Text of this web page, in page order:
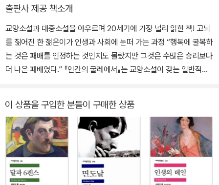
출판사 제공 책소개
교양소설과 대중소설을 아우르며 20세기에 가장 널리 읽힌 책! 고뇌
를 짊어진 한 젊은이가 인생과 사회에 눈떠 가는 과정 “행복에 굴복하
는 것은 패배를 인정하는 것인지도 몰랐지만 그것은 수많은 승리보다
더 나은 패배였다.” 『인간의 굴레에서』는 교양소설이 갖는 일반적인
대간의 갈등을 체험하며, 자기가 속한 곳의 편협성에 괴로움을 느끼
는데 이러한 것들이 그의 정신을 더 예민하고 고독하게 만든다. 학교
를 다니기는 하지만 학교 교육은 그의 정신을 충족시켜 주지 못한다.
그래서 더 큰 사회로 나가 스스로의 힘으로 세상을 공부한다. 그 과정
에서 인생의 여러 안내자와 충고자를 만나지만 잘못된 안내자를 만나
시행착오를 겪기도 한다. 신앙의 문제는 보통 가장 중요한 고민거리
이 상품을 구입한 분들이 구매한 상품